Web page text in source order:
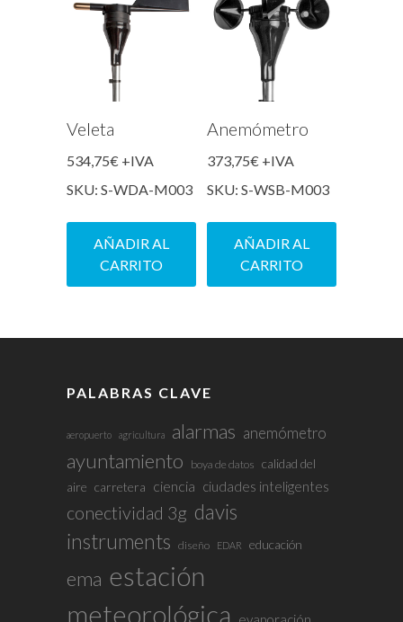
Veleta
534,75€ +IVA
SKU: S-WDA-M003
AÑADIR AL
CARRITO
Anemómetro
373,75€ +IVA
SKU: S-WSB-M003
AÑADIR AL
CARRITO
PALABRAS CLAVE
aeropuerto agricultura alarmas anemómetro
ayuntamiento boya de datos calidad del
aire carretera ciencia ciudades inteligentes
conectividad 3g davis
instruments diseño EDAR educación
ema estación
meteorológica